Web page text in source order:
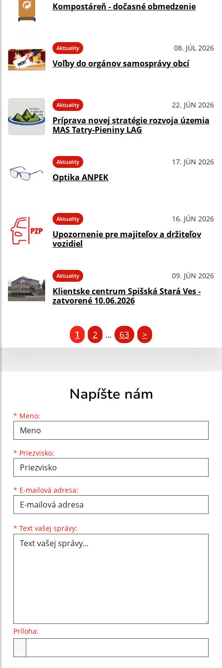
Kompostáreň - dočasné obmedzenie
Aktuality 08. JÚL 2026
Voľby do orgánov samosprávy obcí
Aktuality 22. JÚN 2026
Príprava novej stratégie rozvoja územia
MAS Tatry-Pieniny LAG
Aktuality 17. JÚN 2026
Optika ANPEK
Aktuality 16. JÚN 2026
Upozornenie pre majiteľov a držiteľov
vozidiel
Aktuality 09. JÚN 2026
Klientske centrum Spišská Stará Ves -
zatvorené 10.06.2026
1 2 ... 63 >
Napíšte nám
* Meno:
Meno
* Priezvisko:
Priezvisko
* E-mailová adresa:
E-mailová adresa
* Text vašej správy:
Príloha: